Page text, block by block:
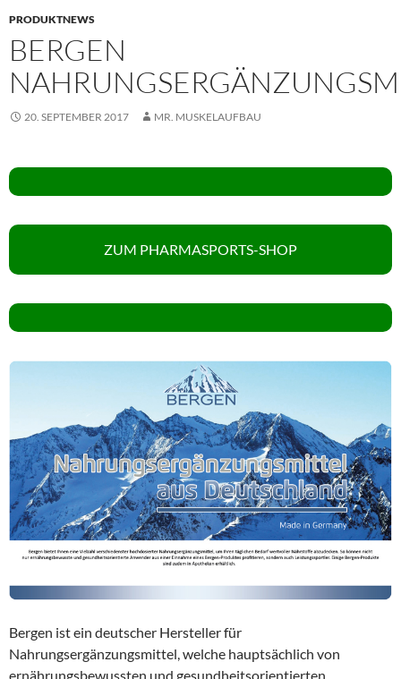
PRODUKTNEWS
BERGEN
20. SEPTEMBER 2017 MR. MUSKELAUFBAU
ZUM PHARMASPORTS-SHOP
Bergen ist ein deutscher Hersteller für
Nahrungsergänzungsmittel, welche hauptsächlich von
ernährungsbewussten und gesundheitsorientierten